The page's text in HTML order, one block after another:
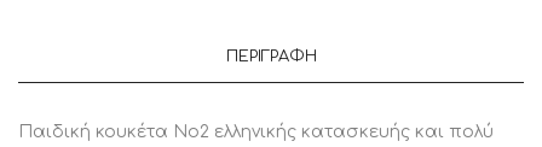
ΠΕΡΙΓΡΑΦΉ
Παιδική κουκέτα Nο2 ελληνικής κατασκευής και πολύ